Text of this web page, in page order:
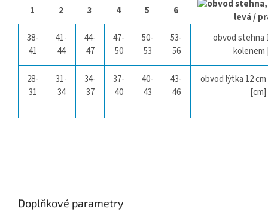
1 2 3 4 5 6
levá /
38-
41
41-
44
44-
47
47-
50
50-
53
53-
56
obvod stehna
kolenem
28-
31
31-
34
34-
37
37-
40
40-
43
43-
46
obvod lýtka 12
[cm]
Doplňkové parametry